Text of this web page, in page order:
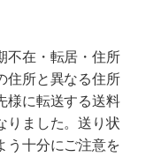
不在・転居・住所
住所と異なる住所
様に転送する送料
りました。送り状
う十分にご注意を